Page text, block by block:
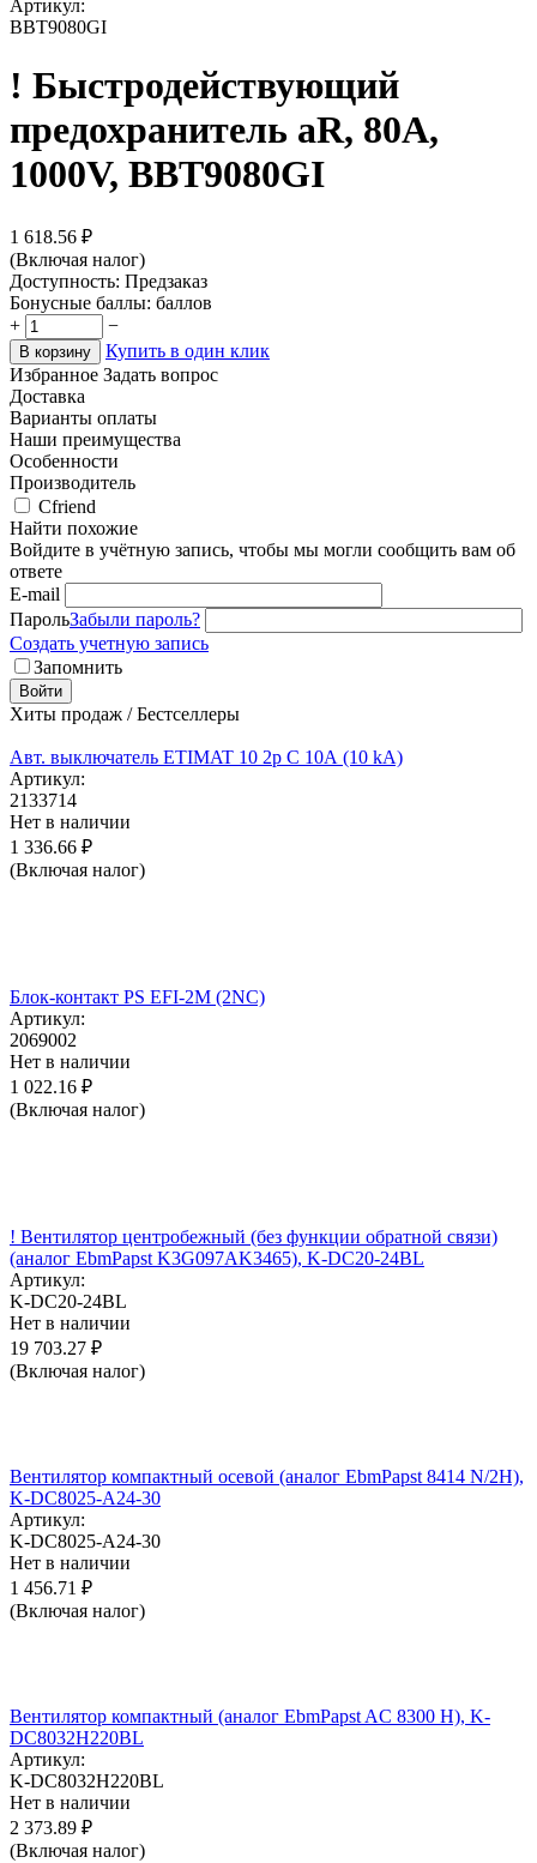
Артикул:
BBT9080GI
! Быстродействующий
предохранитель aR, 80A,
1000V, BBT9080GI
1 618.56 ₽
(Включая налог)
Доступность: Предзаказ
Бонусные баллы: баллов
+
−
В корзину
Купить в один клик
Избранное Задать вопрос
Доставка
Варианты оплаты
Наши преимущества
Особенности
Производитель
Cfriend
Найти похожие
Войдите в учётную запись, чтобы мы могли сообщить вам об
ответе
E-mail
ПарольЗабыли пароль?
Создать учетную запись
Запомнить
Войти
Хиты продаж / Бестселлеры
Авт. выключатель ETIMAT 10 2p C 10А (10 kA)
Артикул:
2133714
Нет в наличии
1 336.66 ₽
(Включая налог)
Блок-контакт PS EFI-2M (2NC)
Артикул:
2069002
Нет в наличии
1 022.16 ₽
(Включая налог)
! Вентилятор центробежный (без функции обратной связи)
(аналог EbmPapst K3G097AK3465), K-DC20-24BL
Артикул:
K-DC20-24BL
Нет в наличии
19 703.27 ₽
(Включая налог)
Вентилятор компактный осевой (аналог EbmPapst 8414 N/2H),
K-DC8025-A24-30
Артикул:
K-DC8025-A24-30
Нет в наличии
1 456.71 ₽
(Включая налог)
Вентилятор компактный (аналог EbmPapst AC 8300 H), K-
DC8032H220BL
Артикул:
K-DC8032H220BL
Нет в наличии
2 373.89 ₽
(Включая налог)